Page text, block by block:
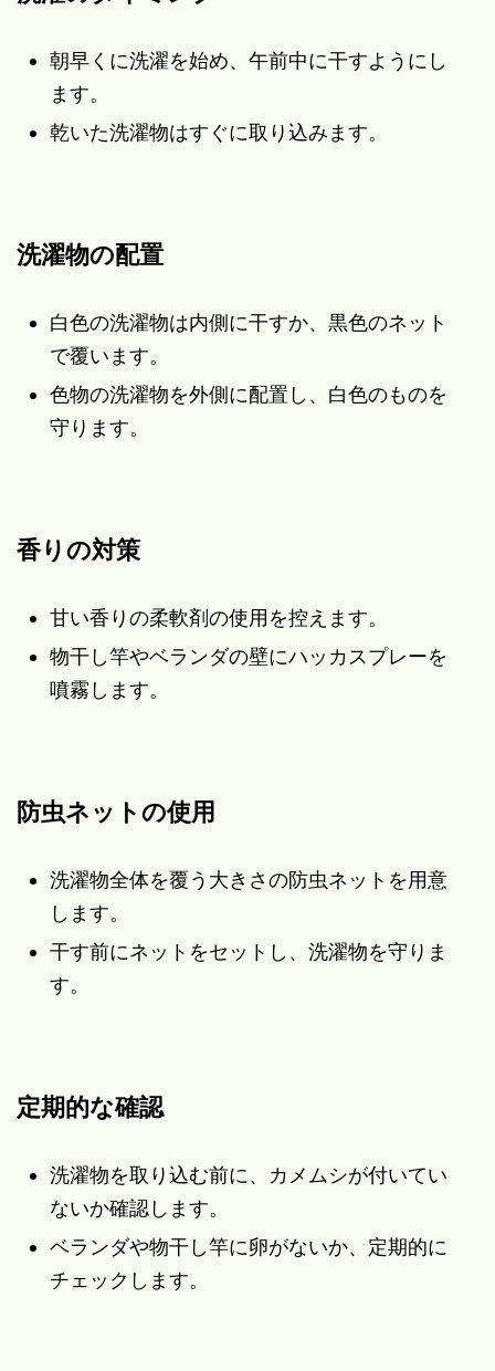
朝早くに洗濯を始め、午前中に干すようにし
ます。
乾いた洗濯物はすぐに取り込みます。
洗濯物の配置
白色の洗濯物は内側に干すか、黒色のネット
で覆います。
色物の洗濯物を外側に配置し、白色のものを
守ります。
香りの対策
甘い香りの柔軟剤の使用を控えます。
物干し竿やベランダの壁にハッカスプレーを
噴霧します。
防虫ネットの使用
洗濯物全体を覆う大きさの防虫ネットを用意
します。
干す前にネットをセットし、洗濯物を守りま
す。
定期的な確認
洗濯物を取り込む前に、カメムシが付いてい
ないか確認します。
ベランダや物干し竿に卵がないか、定期的に
チェックします。